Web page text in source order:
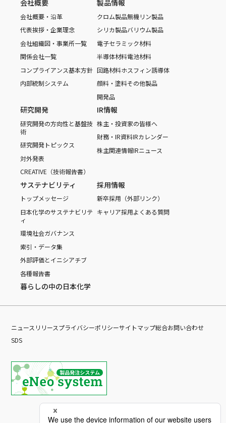
会社概要
会社概要・沿革
代表挨拶・企業理念
会社組織図・事業所一覧
関係会社一覧
コンプライアンス基本方針
内部統制システム
製品情報
クロム製品無機リン製品
シリカ製品バリウム製品
電子セラミック材料
半導体材料電池材料
回路材料ホスフィン誘導体
顔料・塗料その他製品
開発品
研究開発
研究開発の方向性と基盤技
術
研究開発トピックス
対外発表
CREATIVE（技術報告書）
IR情報
株主・投資家の皆様へ
財務・IR資料IRカレンダー
株主関連情報IRニュース
サステナビリティ
トップメッセージ
日本化学のサステナビリテ
ィ
環境社会ガバナンス
索引・データ集
外部評価とイニシアチブ
各種報告書
採用情報
新卒採用（外部リンク）
キャリア採用よくある質問
暮らしの中の日本化学
ニュースリリースプライバシーポリシーサイトマップ総合お問い合わせ
SDS